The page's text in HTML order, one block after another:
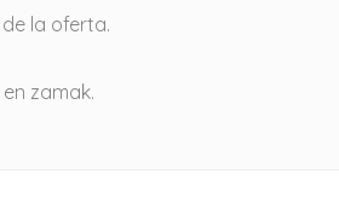
la oferta.
zamak.